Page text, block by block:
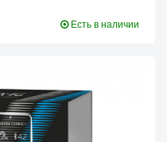
Есть в наличии